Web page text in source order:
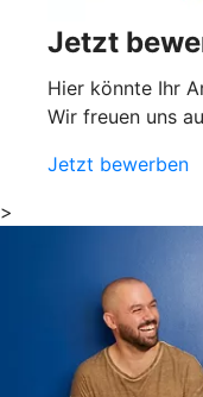
Jetzt
Hier könnte Ihr
Wir freuen uns
Jetzt bewerben
>